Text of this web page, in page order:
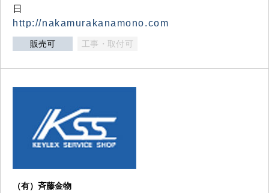
日
http://nakamurakanamono.com
販売可 工事・取付可
（有）斉藤金物